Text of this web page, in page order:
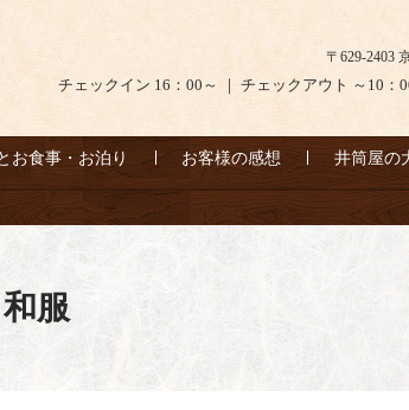
〒629-2403
チェックイン 16：00～ ｜ チェックアウト ～10：
お食事・お泊り お客様の感想 井筒屋の
和服